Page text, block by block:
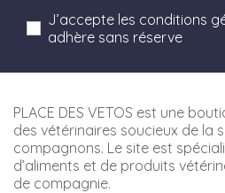
J’accepte les conditions
adhère sans réserve
PLACE DES VETOS est une
des vétérinaires soucieux de la
compagnons. Le site est
d’aliments et de produits
de compagnie.